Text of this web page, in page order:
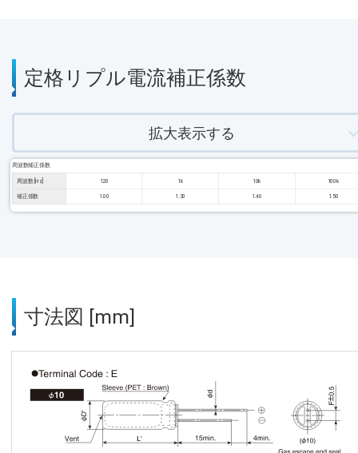
定格リプル電流補正係数
拡大表示する
周波数補正係数
周波数 [Hz] 120 1k 10k 100k
補正係数 1.00 1.30 1.40 1.50
寸法図 [mm]